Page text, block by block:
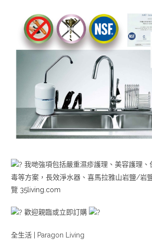
我哋強項包括嚴重濕疹護理、美容護理、
毒等方案，長效淨水器、喜馬拉雅山岩鹽/岩
覽 35living.com
歡迎親臨或立即訂購
全生活 | Paragon Living